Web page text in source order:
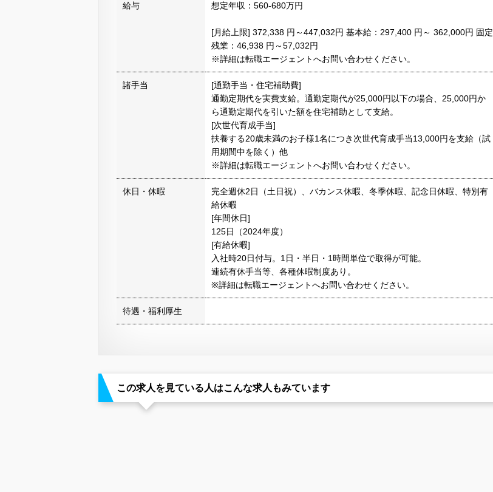
給与 想定年収：560-680万円
[月給上限] 372,338 円～447,032円 基本給：297,400 円～ 362,000円 固定
残業：46,938 円～57,032円
※詳細は転職エージェントへお問い合わせください。
諸手当
[通勤手当・住宅補助費]
通勤定期代を実費支給。通勤定期代が25,000円以下の場合、25,000円か
ら通勤定期代を引いた額を住宅補助として支給。
[次世代育成手当]
扶養する20歳未満のお子様1名につき次世代育成手当13,000円を支給（試
用期間中を除く）他
※詳細は転職エージェントへお問い合わせください。
休日・休暇
完全週休2日（土日祝）、バカンス休暇、冬季休暇、記念日休暇、特別有
給休暇
[年間休日]
125日（2024年度）
[有給休暇]
入社時20日付与。1日・半日・1時間単位で取得が可能。
連続有休手当等、各種休暇制度あり。
※詳細は転職エージェントへお問い合わせください。
待遇・福利厚生
この求人を見ている人はこんな求人もみています